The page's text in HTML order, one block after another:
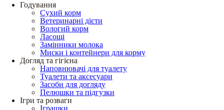
Годування
Сухий корм
Ветеринарні дієти
Вологий корм
Ласощі
Замінники молока
Миски і контейнери для корму
Догляд та гігієна
Наповнювачі для туалету
Туалети та аксесуари
Засоби для догляду
Пелюшки та підгузки
Ігри та розваги
Іграшки